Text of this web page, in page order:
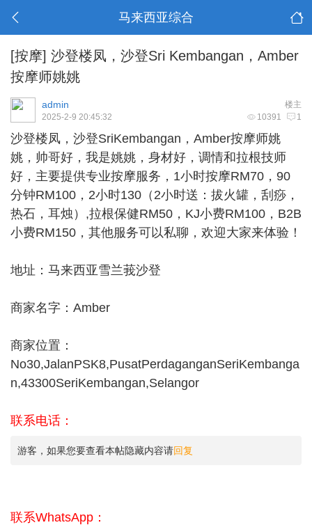
马来西亚综合
[按摩] 沙登楼凤，沙登Sri Kembangan，Amber
按摩师姚姚
楼主
admin
10391 1
2025-2-9 20:45:32
沙登楼凤 ，沙登SriKembangan，Amber按摩师姚
姚，帅哥好，我是姚姚，身材好，调情和拉根技师
好，主要提供专业按摩服务，1小时按摩RM70，90
分钟RM100，2小时130（2小时送：拔火罐，刮痧，
热石，耳烛）,拉根保健RM50，KJ小费RM100，B2B
小费RM150，其他服务可以私聊，欢迎大家来体验！
地址：马来西亚雪兰莪沙登
商家名字：Amber
商家位置：
No30,JalanPSK8,PusatPerdaganganSeriKembanga
n,43300SeriKembangan,Selangor
联系电话：
游客，如果您要查看本帖隐藏内容请回复
联系WhatsApp：